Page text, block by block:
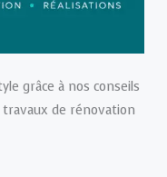
grâce à nos conseils
de rénovation